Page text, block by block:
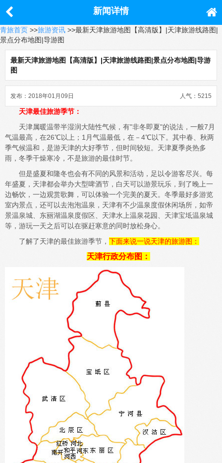
新闻详情
青旅首页 >>旅游资讯 >>最新天津旅游地图【高清版】|天津旅游线路图|
景点分布地图|导游图
最新天津旅游地图【高清版】|天津旅游线路图|景点分布地图|导游
图
人气：5215
发布：2018年01月09日
天津最佳旅游季节：
天津属暖温带半湿润大陆性气候，有"非冬即夏"的说法，一般7月
气温最高，在26℃以上；1月气温最低，在－4℃以下。其中春、秋两
季气候温和，是游天津的大好季节，但时间较短。天津夏季炎热多
雨，冬季干燥寒冷，不是旅游的最佳时节。
但是盛夏和隆冬也会有不同的风景和活动，足以令游客尽兴。每
年盛夏，天津都会举办大型啤酒节，白天可以游景玩乐，到了晚上一
边畅饮，一边观赏歌舞，可以体验一个完美的夏天。冬季最好多游览
室内景点，还可以去泡泡温泉，天津有不少温泉度假休闲场所，如帝
景温泉城、东丽湖温泉度假区、天津水上温泉花园、天津宝坻温泉城
等，游玩一天之后可以在驱赶寒意的同时放松身心。
了解了天津的最佳旅游季节， 下面来说一说天津的旅游图：
天津行政分布图：